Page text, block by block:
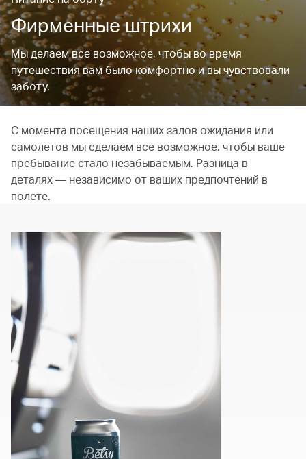
Фирменные штрихи
Мы делаем все возможное, чтобы во время
путешествия вам было комфортно и вы чувствовали
заботу.
С момента посещения наших залов ожидания или
самолетов мы сделаем все возможное, чтобы ваше
пребывание стало незабываемым. Разница в
деталях — независимо от ваших предпочтений в
полете.